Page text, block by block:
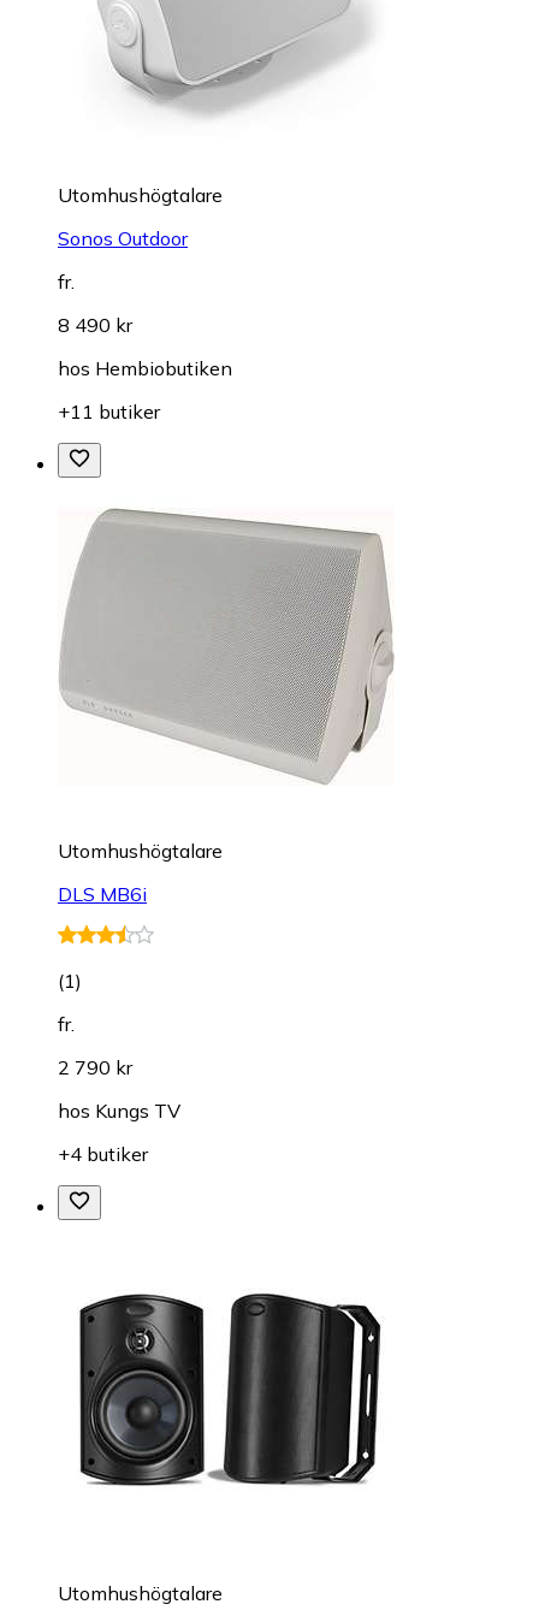
Utomhushögtalare
Sonos Outdoor
fr.
8 490 kr
hos Hembiobutiken
+11 butiker
Utomhushögtalare
DLS MB6i
(1)
fr.
2 790 kr
hos Kungs TV
+4 butiker
Utomhushögtalare